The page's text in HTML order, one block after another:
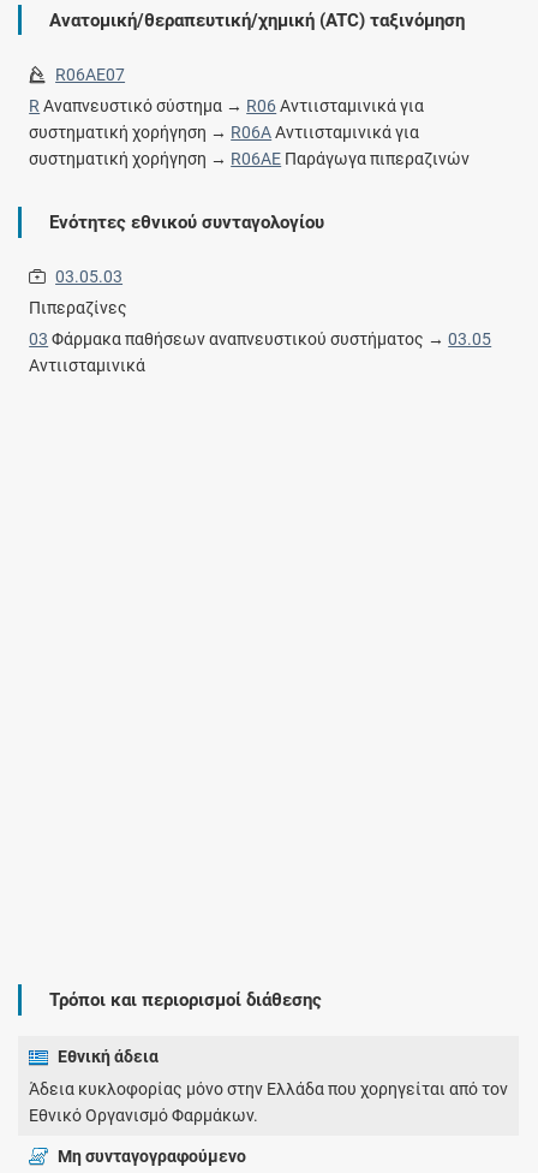
Ανατομική/θεραπευτική/χημική (ATC) ταξινόμηση
R06AE07
R Αναπνευστικό σύστημα → R06Αντιισταμινικά για
συστηματική χορήγηση → R06AΑντιισταμινικά για
συστηματική χορήγηση → R06AE Παράγωγα πιπεραζινών
Ενότητες εθνικού συνταγολογίου
03.05.03
Πιπεραζίνες
03 Φάρμακα παθήσεων αναπνευστικού συστήματος →03.05
Αντιισταμινικά
Τρόποι και περιορισμοί διάθεσης
Εθνική άδεια
Άδεια κυκλοφορίας μόνο στην Ελλάδα που χορηγείται από τον
Εθνικό Οργανισμό Φαρμάκων.
Μη συνταγογραφούμενο